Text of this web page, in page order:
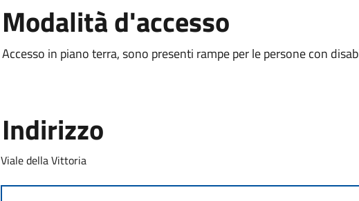
Modalità d'accesso
Accesso in piano terra, sono presenti rampe per le persone con
Indirizzo
Viale della Vittoria